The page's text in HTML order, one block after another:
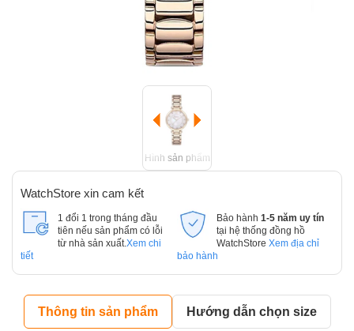
Hình sản phẩm
WatchStore xin cam kết
1 đổi 1 trong tháng đầu
tiên nếu sản phẩm có lỗi
từ nhà sản xuất. Xem chi
tiết
Bảo hành 1-5 năm uy tín
tại hệ thống đồng hồ
WatchStore Xem địa chỉ
bảo hành
Thông tin sản phẩm Hướng dẫn chọn size